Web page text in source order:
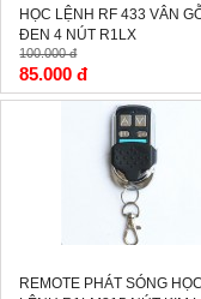
HỌC LỆNH RF 433 VÂN
ĐEN 4 NÚT R1LX
100.000 đ
85.000 đ
REMOTE PHÁT SÓNG HỌC